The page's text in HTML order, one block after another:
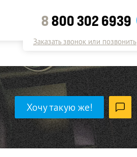
8 800 302 6939
Заказать звонок или позвонить
Хочу такую же!